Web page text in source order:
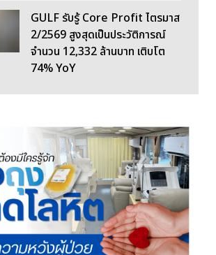
GULF รับรู้ Core Profit ไตรมาส
2/2569 สูงสุดเป็นประวัติการณ์
จำนวน 12,332 ล้านบาท เติบโต
74% YoY